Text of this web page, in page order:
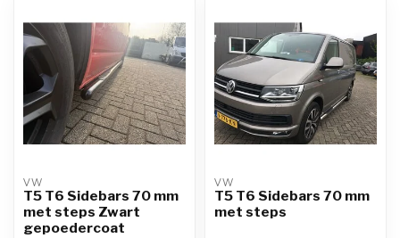
VW
T5 T6 Sidebars 70 mm
met steps Zwart
gepoedercoat
VW
T5 T6 Sidebars 70 mm
met steps